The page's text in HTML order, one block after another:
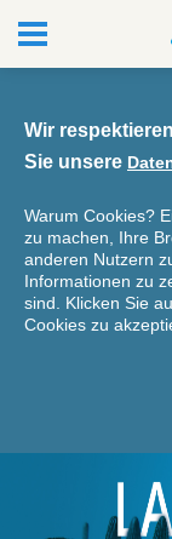
Wir
Sie unsere
Warum Cookies?
zu machen, Ihre
anderen Nutzern
Informationen zu
sind. Klicken Sie
Cookies zu